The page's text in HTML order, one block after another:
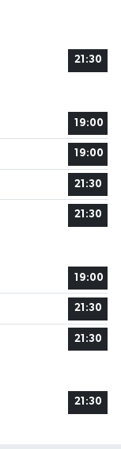
21:30
19:00
19:00
21:30
21:30
19:00
21:30
21:30
21:30